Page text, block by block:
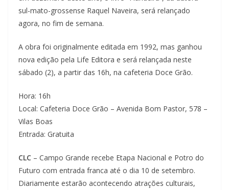
sul-mato-grossense Raquel Naveira, será relançado
agora, no fim de semana.
A obra foi originalmente editada em 1992, mas ganhou
nova edição pela Life Editora e será relançada neste
sábado (2), a partir das 16h, na cafeteria Doce Grão.
Hora: 16h
Local: Cafeteria Doce Grão – Avenida Bom Pastor, 578 –
Vilas Boas
Entrada: Gratuita
CLC – Campo Grande recebe Etapa Nacional e Potro do
Futuro com entrada franca até o dia 10 de setembro.
Diariamente estarão acontecendo atrações culturais,